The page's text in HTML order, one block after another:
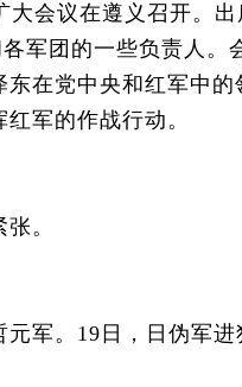
议在遵义召开。出
军团的一些负责人
在党中央和红军中
军的作战行动。
。
。19日，日伪军进